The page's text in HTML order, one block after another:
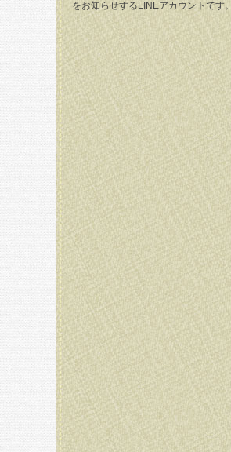
をお知らせするLINEアカウントです。